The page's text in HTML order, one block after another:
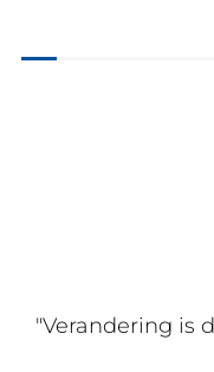
"Verandering is